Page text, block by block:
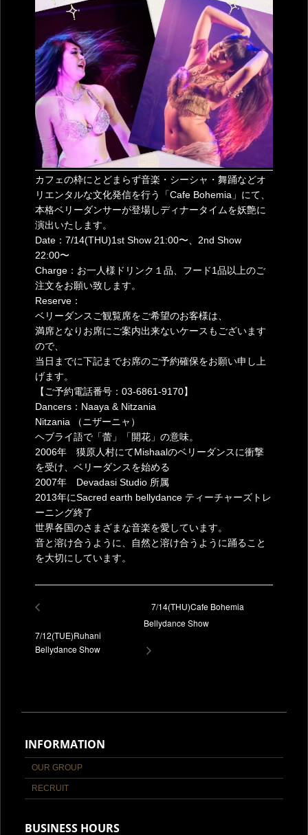
カフェの枠にとどまらず音楽・シーシャ・舞踊などオ
リエンタルな文化発信を行う「Cafe Bohemia」にて、
本格ベリーダンサーが登場しディナータイムを妖艶に
演出いたします。
Date：7/14(THU)1st Show 21:00〜、2nd Show
22:00〜
Charge：お一人様ドリンク１品、フード1品以上のご
注文をお願い致します。
Reserve：
ベリーダンスご観覧席をご希望のお客様は、
満席となりお席にご案内出来ないケースもございます
ので、
当日までに下記までお席のご予約確保をお願い申し上
げます。
【ご予約電話番号：03-6861-9170】
Dancers：Naaya & Nitzania
Nitzania （ニザーニャ）
ヘブライ語で「蕾」「開花」の意味。
2006年 獏原人村にてMishaalのベリーダンスに衝撃
を受け、ベリーダンスを始める
2007年 Devadasi Studio 所属
2013年にSacred earth bellydance ティーチャーズトレ
ーニング終了
世界各国のさまざまな音楽を愛しています。
音と溶け合うように、自然と溶け合うように踊ること
を大切にしています。
7/12(TUE)Ruhani
Bellydance Show
7/14(THU)Cafe Bohemia
Bellydance Show
INFORMATION
OUR GROUP
RECRUIT
BUSINESS HOURS